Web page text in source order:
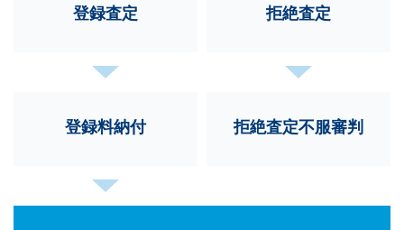
登録査定 拒絶査定
登録料納付 拒絶査定不服審判